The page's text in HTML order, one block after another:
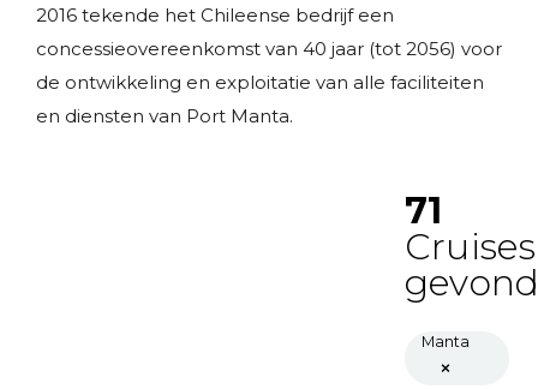
2016 tekende het Chileense bedrijf een
concessieovereenkomst van 40 jaar (tot 2056) voor
de ontwikkeling en exploitatie van alle faciliteiten
en diensten van Port Manta.